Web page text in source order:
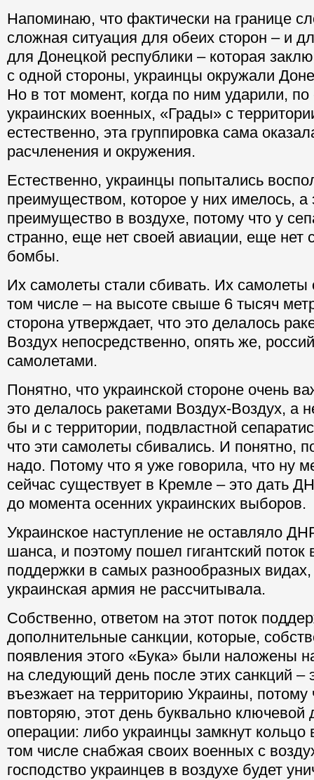
Напоминаю, что фактически на границе
сложная ситуация для обеих сторон – и
для Донецкой республики – которая
с одной стороны, украинцы окружали
Но в тот момент, когда по ним ударили,
украинских военных, «Грады» с
естественно, эта группировка сама
расчленения и окружения.
Естественно, украинцы попытались
преимуществом, которое у них имелось, а
преимущество в воздухе, потому что у
странно, еще нет своей авиации, еще нет
бомбы.
Их самолеты стали сбивать. Их самолеты
том числе – на высоте свыше 6 тысяч
сторона утверждает, что это делалось
Воздух непосредственно, опять же,
самолетами.
Понятно, что украинской стороне очень
это делалось ракетами Воздух-Воздух, а
бы и с территории, подвластной
что эти самолеты сбивались. И понятно,
надо. Потому что я уже говорила, что ну
сейчас существует в Кремле – это дать
до момента осенних украинских выборов.
Украинское наступление не оставляло
шанса, и поэтому пошел гигантский поток
поддержки в самых разнообразных
украинская армия не рассчитывала.
Собственно, ответом на этот поток
дополнительные санкции, которые,
появления этого «Бука» были наложены
на следующий день после этих санкций –
въезжает на территорию Украины, потому
повторяю, этот день буквально ключевой
операции: либо украинцы замкнут кольцо
том числе снабжая своих военных с
господство украинцев в воздухе будет